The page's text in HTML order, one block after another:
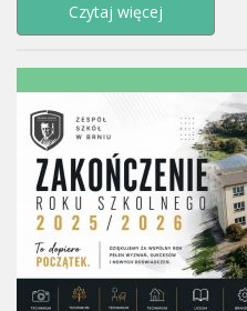
Czytaj więcej